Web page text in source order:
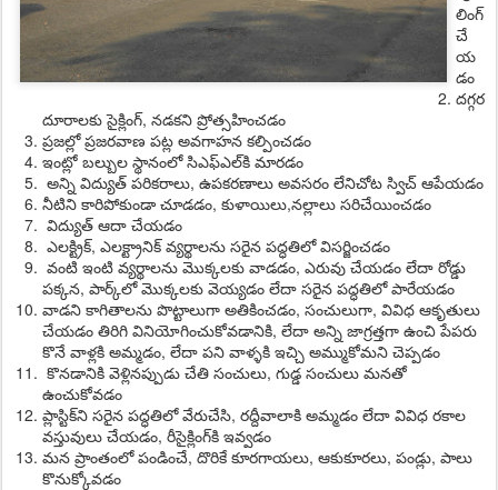
లింగ్
చే
య
డం
దగ్గర
దూరాలకు సైక్లింగ్, నడకని ప్రోత్సహించడం
ప్రజల్లో ప్రజరవాణ పట్ల అవగాహన కల్పించడం
ఇంట్లో బల్బుల స్థానంలో సిఎఫ్‌ఎల్‌కి మారడం
అన్ని విద్యుత్‌ పరికరాలు, ఉపకరణాలు అవసరం లేనిచోట స్విచ్‌ ఆపేయడం
నీటిని కారిపోకుండా చూడడం, కుళాయిలు,నల్లాలు సరిచేయించడం
విద్యుత్‌ ఆదా చేయడం
ఎలక్ట్రిక్‌, ఎలక్ట్రానిక్‌ వ్యర్థాలను సరైన పద్ధతిలో విసర్జించడం
వంటి ఇంటి వ్యర్థాలను మొక్కలకు వాడడం, ఎరువు చేయడం లేదా రోడ్డు
పక్కన, పార్క్‌లో మొక్కలకు వెయ్యడం లేదా సరైన పద్ధతిలో పారేయడం
వాడని కాగితాలను పొట్టాలుగా అతికించడం, సంచులుగా, వివిధ ఆకృతులు
చేయడం తిరిగి వినియోగించుకోవడానికి, లేదా అన్ని జాగ్రత్తగా ఉంచి పేపరు
కొనే వాళ్లకి అమ్మడం, లేదా పని వాళ్ళకి ఇచ్చి అమ్ముకోమని చెప్పడం
కొనడానికి వెళ్లినప్పుడు చేతి సంచులు, గుడ్డ సంచులు మనతో
ఉంచుకోవడం
ప్లాస్టిక్‌ని సరైన పద్ధతిలో వేరుచేసి, రద్దీవాలాకి అమ్మడం లేదా వివిధ రకాల
వస్తువులు చేయడం, రీసైక్లింగ్‌కి ఇవ్వడం
మన ప్రాంతంలో పండించే, దొరికే కూరగాయలు, ఆకుకూరలు, పండ్లు, పాలు
కొనుక్కోవడం